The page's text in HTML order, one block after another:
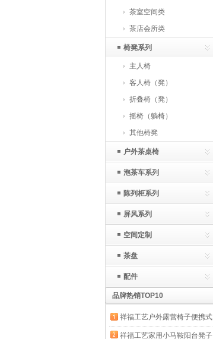
茶室空间类
茶店会所类
椅凳系列
主人椅
客人椅（凳）
折叠椅（凳）
摇椅（躺椅）
其他椅凳
户外茶桌椅
泡茶车系列
陈列柜系列
屏风系列
空间定制
茶盘
配件
品牌热销TOP10
祥福工艺户外露营椅子便携式
凳子钓鱼椅马扎超轻野餐休闲
祥福工艺家用小马鞍阳台凳子